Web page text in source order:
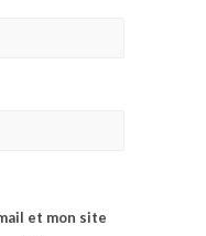
et mon site